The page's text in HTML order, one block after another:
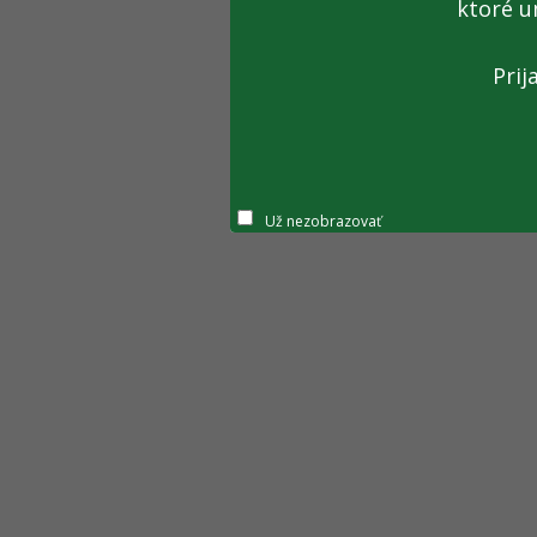
ktoré
Už nezobrazovať